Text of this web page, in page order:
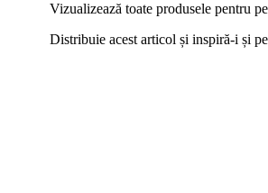
Vizualizează toate produsele pentru
Distribuie acest articol și inspiră-i și